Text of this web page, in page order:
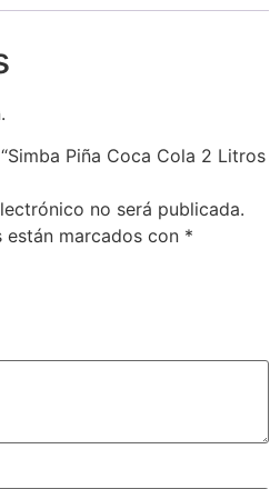
Piña Coca Cola 2 Litros
no será publicada.
marcados con *